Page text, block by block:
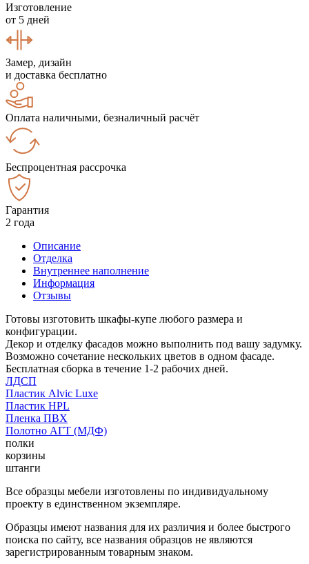
Изготовление
от 5 дней
Замер, дизайн
и доставка бесплатно
Оплата наличными, безналичный расчёт
Беспроцентная рассрочка
Гарантия
2 года
Описание
Отделка
Внутреннее наполнение
Информация
Отзывы
Готовы изготовить шкафы-купе любого размера и
конфигурации.
Декор и отделку фасадов можно выполнить под вашу задумку.
Возможно сочетание нескольких цветов в одном фасаде.
Бесплатная сборка в течение 1-2 рабочих дней.
ЛДСП
Пластик Alvic Luxe
Пластик HPL
Пленка ПВХ
Полотно АГТ (МДФ)
полки
корзины
штанги
Все образцы мебели изготовлены по индивидуальному
проекту в единственном экземпляре.
Образцы имеют названия для их различия и более быстрого
поиска по сайту, все названия образцов не являются
зарегистрированным товарным знаком.